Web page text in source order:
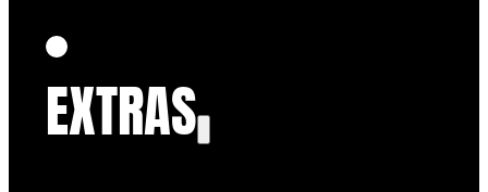
EXTRAS